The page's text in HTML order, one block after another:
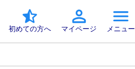
初めての方へ マイページ メニュー